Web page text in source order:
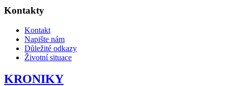
Kontakty
Kontakt
Napište nám
Důležité odkazy
Životní situace
KRONIKY